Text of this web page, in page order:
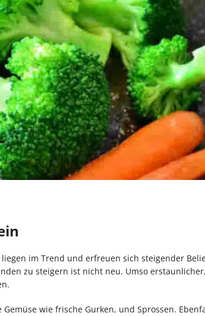
im Trend und erfreuen sich steigender
zu steigern ist nicht neu. Umso
wie frische Gurken, und Sprossen.